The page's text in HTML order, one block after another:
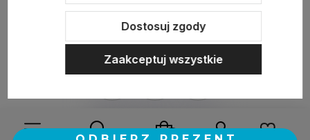
Sklep internetowy Shoper.pl Szablon Shoper Modern 3.0™
GrowCommerce
Dostosuj zgody
Zaakceptuj wszystkie